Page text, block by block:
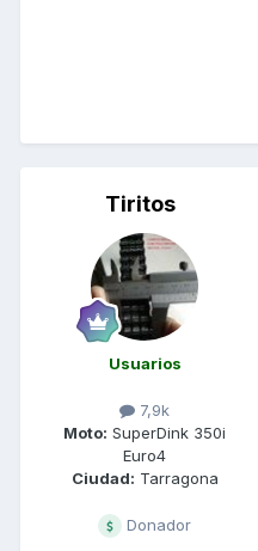
Tiritos
Usuarios
7,9k
Moto: SuperDink 350i
Euro4
Ciudad: Tarragona
Donador